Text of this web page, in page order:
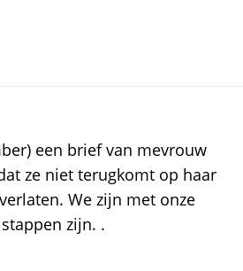
een brief van mevrouw
ze niet terugkomt op haar
We zijn met onze
zijn. .